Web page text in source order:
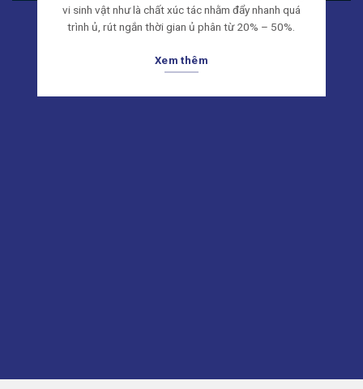
vi sinh vật như là chất xúc tác nhằm đẩy nhanh quá
trình ủ, rút ngắn thời gian ủ phân từ 20% – 50%.
Xem thêm